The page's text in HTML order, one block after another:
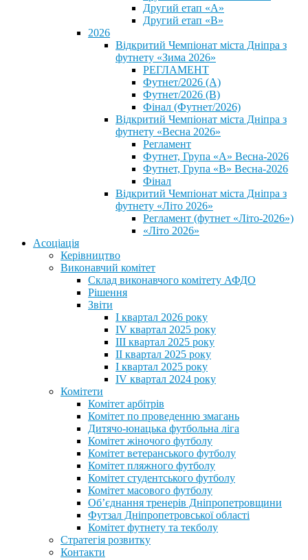
Другий етап «А»
Другий етап «В»
2026
Відкритий Чемпіонат міста Дніпра з
футнету «Зима 2026»
РЕГЛАМЕНТ
Футнет/2026 (А)
Футнет/2026 (В)
Фінал (Футнет/2026)
Відкритий Чемпіонат міста Дніпра з
футнету «Весна 2026»
Регламент
Футнет, Група «А» Весна-2026
Футнет, Група «В» Весна-2026
Фінал
Відкритий Чемпіонат міста Дніпра з
футнету «Літо 2026»
Регламент (футнет «Літо-2026»)
«Літо 2026»
Асоціація
Керівництво
Виконавчий комітет
Склад виконавчого комітету АФДО
Рішення
Звіти
I квартал 2026 року
IV квартал 2025 року
III квартал 2025 року
II квартал 2025 року
I квартал 2025 року
IV квартал 2024 року
Комітети
Комітет арбітрів
Комітет по проведенню змагань
Дитячо-юнацька футбольна ліга
Комітет жіночого футболу
Комітет ветеранського футболу
Комітет пляжного футболу
Комітет студентського футболу
Комітет масового футболу
Обʼєднання тренерів Дніпропетровщини
Футзал Дніпропетровської області
Комітет футнету та текболу
Стратегія розвитку
Контакти